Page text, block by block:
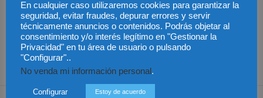
Especialización total:
por qué TBF Abogados
es el referente en
derecho laboral en
Málaga
alerta del riesgo de que
los cambios en las
plantillas judiciales
comprometan el
funcionamiento de la
Justicia
Groundforce en el
aeropuerto de
Barcelona inician
huelga indefinida:
¿pueden los pasajeros
afectados reclamar
compensación?
En cualquier caso utilizaremos cookies para garantizar la
seguridad, evitar fraudes, depurar errores y servir
técnicamente anuncios o contenidos. Podrás objetar al
consentimiento y/o interés legítimo en "Gestionar la
Privacidad" en tu área de usuario o pulsando
"Configurar"..
No venda mi información personal .
Configurar Estoy de acuerdo